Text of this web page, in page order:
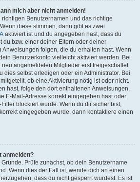
mich aber nicht anmelden!
Benutzernamen und das richtige
diese stimmen, dann gibt es zwei
aktiviert ist und du angegeben hast, dass du
du bzw. einer deiner Eltern oder deiner
Anweisungen folgen, die du erhalten hast. Wenn
Benutzerkonto vielleicht aktiviert werden. Bei
angemeldeten Mitglieder erst freigeschaltet
dies selbst erledigen oder ein Administrator. Bei
ob eine Aktivierung nötig ist oder nicht.
hast, folge den dort enthaltenen Anweisungen.
E-Mail-Adresse korrekt eingegeben hast oder
blockiert wurde. Wenn du dir sicher bist,
eingegeben wurde, dann kontaktiere einen
anmelden?
Prüfe zunächst, ob dein Benutzername
Wenn dies der Fall ist, wende dich an einen
dass du nicht gesperrt wurdest. Es ist